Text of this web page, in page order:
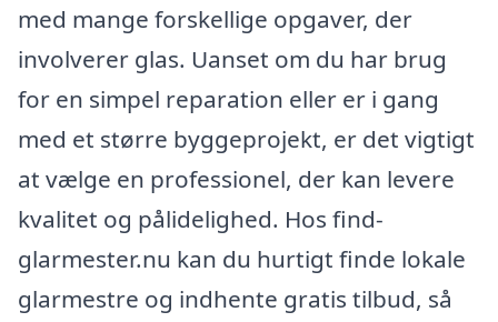
med mange forskellige opgaver, der
involverer glas. Uanset om du har brug
for en simpel reparation eller er i gang
med et større byggeprojekt, er det vigtigt
at vælge en professionel, der kan levere
kvalitet og pålidelighed. Hos find-
glarmester.nu kan du hurtigt finde lokale
glarmestre og indhente gratis tilbud, så